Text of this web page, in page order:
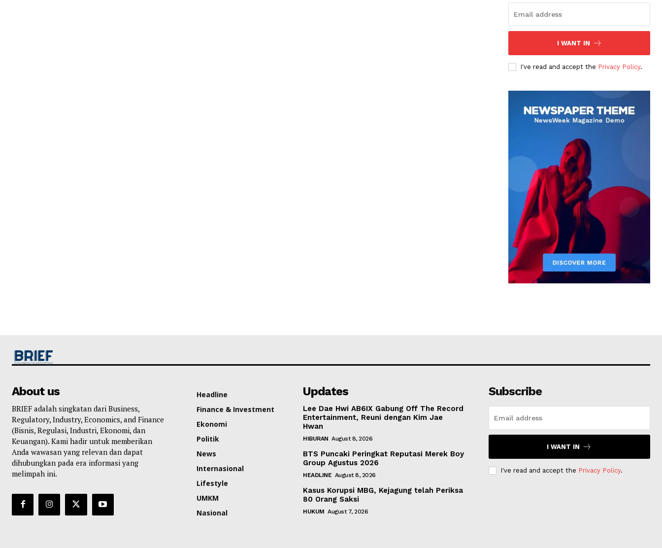
I WANT IN
I've read and accept the Privacy Policy.
About us
BRIEF adalah singkatan dari Business,
Regulatory, Industry, Economics, and Finance
(Bisnis, Regulasi, Industri, Ekonomi, dan
Keuangan). Kami hadir untuk memberikan
Anda wawasan yang relevan dan dapat
dihubungkan pada era informasi yang
melimpah ini.
Headline
Finance & Investment
Ekonomi
Politik
News
Internasional
Lifestyle
UMKM
Nasional
Updates
Lee Dae Hwi AB6IX Gabung Off The Record
Entertainment, Reuni dengan Kim Jae
Hwan
HIBURAN August 8, 2026
BTS Puncaki Peringkat Reputasi Merek Boy
Group Agustus 2026
HEADLINE August 8, 2026
Kasus Korupsi MBG, Kejagung telah Periksa
80 Orang Saksi
HUKUM August 7, 2026
Subscribe
I WANT IN
I've read and accept the Privacy Policy.